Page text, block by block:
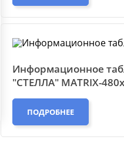
Информационное
"СТЕЛЛА" MATRIX-
ПОДРОБНЕЕ